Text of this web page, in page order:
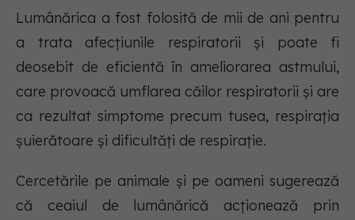
Lumânărica a fost folosită de mii de ani pentru
a trata afecțiunile respiratorii și poate fi
deosebit de eficientă în ameliorarea astmului,
care provoacă umflarea căilor respiratorii și are
ca rezultat simptome precum tusea, respirația
șuierătoare și dificultăți de respirație.
Cercetările pe animale și pe oameni sugerează
că ceaiul de lumânărică acționează prin